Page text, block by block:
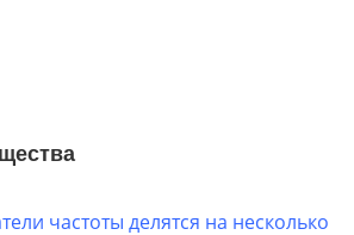
частоты делятся на несколько